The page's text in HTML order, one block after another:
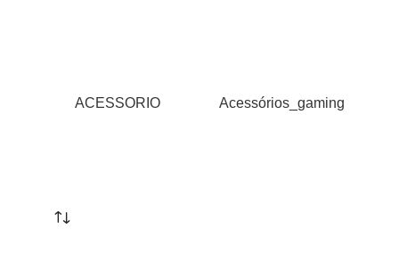
ACESSORIO Acessórios_gaming